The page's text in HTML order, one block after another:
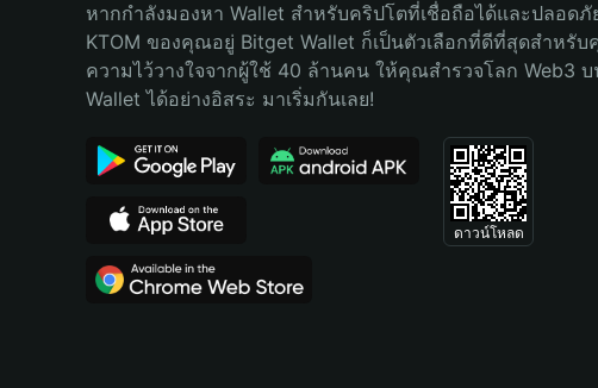
Bahasa Indonesia
Português (Brasil)
หากกำลังมองหา Wallet สำหรับคริปโตที่เชื่อถือได้และปลอดภั
KTOM ของคุณอยู่ Bitget Wallet ก็เป็นตัวเลือกที่ดีที่สุดสำหรั
ความไว้วางใจจากผู้ใช้ 40 ล้านคน ให้คุณสำรวจโลก Web3
Wallet ได้อย่างอิสระ มาเริ่มกันเลย!
ดาวน์โหลด